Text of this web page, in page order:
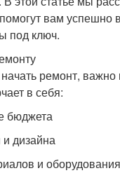
вам успешно
под ключ.
ремонт, важно
в себя:
бюджета
дизайна
и оборудования